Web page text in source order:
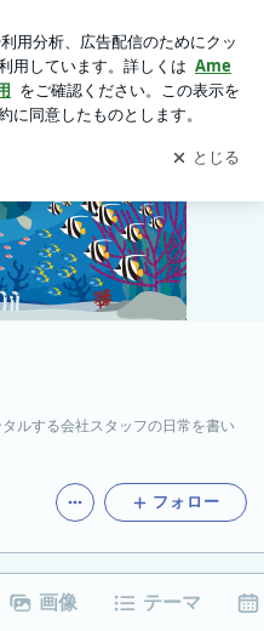
更新通知
を受け取りまし
開く
ルする会社スタッフの日常を書い
フォロー
画像 テーマ